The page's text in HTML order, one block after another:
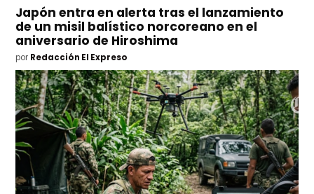
Japón entra en alerta tras el lanzamiento
de un misil balístico norcoreano en el
aniversario de Hiroshima
por Redacción El Expreso